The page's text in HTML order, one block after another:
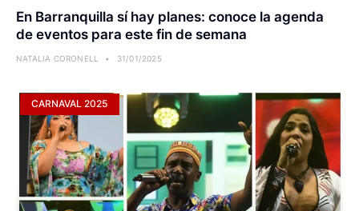
En Barranquilla sí hay planes: conoce la agenda
de eventos para este fin de semana
NATALIA CORONELL 31/01/2025
CARNAVAL 2025